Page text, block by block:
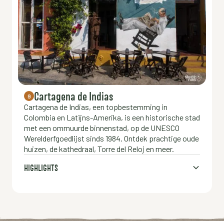
9 Cartagena de Indias
Cartagena de Indias, een topbestemming in
Colombia en Latijns-Amerika, is een historische stad
met een ommuurde binnenstad, op de UNESCO
Werelderfgoedlijst sinds 1984. Ontdek prachtige oude
huizen, de kathedraal, Torre del Reloj en meer.
HIGHLIGHTS